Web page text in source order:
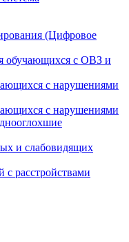
(Цифровое
обучающихся с ОВЗ и
с нарушениями
с нарушениями
и слабовидящих
с расстройствами